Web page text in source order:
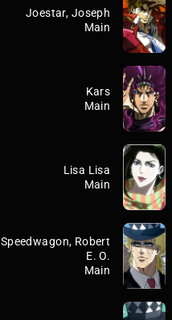
Joestar, Joseph
Main
Kars
Main
Lisa Lisa
Main
Speedwagon, Robert
E. O.
Main